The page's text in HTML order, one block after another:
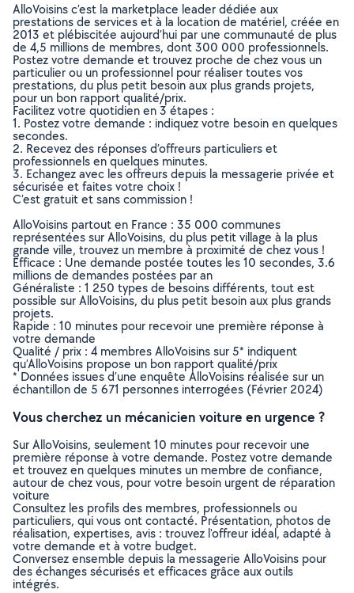
AlloVoisins c’est la marketplace leader dédiée aux
prestations de services et à la location de matériel, créée en
2013 et plébiscitée aujourd’hui par une communauté de plus
de 4,5 millions de membres, dont 300 000 professionnels.
Postez votre demande et trouvez proche de chez vous un
particulier ou un professionnel pour réaliser toutes vos
prestations, du plus petit besoin aux plus grands projets,
pour un bon rapport qualité/prix.
Facilitez votre quotidien en 3 étapes :
1. Postez votre demande : indiquez votre besoin en quelques
secondes.
2. Recevez des réponses d’offreurs particuliers et
professionnels en quelques minutes.
3. Echangez avec les offreurs depuis la messagerie privée et
sécurisée et faites votre choix !
C’est gratuit et sans commission !
AlloVoisins partout en France : 35 000 communes
représentées sur AlloVoisins, du plus petit village à la plus
grande ville, trouvez un membre à proximité de chez vous !
Efficace : Une demande postée toutes les 10 secondes, 3.6
millions de demandes postées par an
Généraliste : 1 250 types de besoins différents, tout est
possible sur AlloVoisins, du plus petit besoin aux plus grands
projets.
Rapide : 10 minutes pour recevoir une première réponse à
votre demande
Qualité / prix : 4 membres AlloVoisins sur 5* indiquent
qu’AlloVoisins propose un bon rapport qualité/prix
* Données issues d’une enquête AlloVoisins réalisée sur un
échantillon de 5 671 personnes interrogées (Février 2024)
Vous cherchez un mécanicien voiture en urgence ?
Sur AlloVoisins, seulement 10 minutes pour recevoir une
première réponse à votre demande. Postez votre demande
et trouvez en quelques minutes un membre de confiance,
autour de chez vous, pour votre besoin urgent de réparation
voiture
Consultez les profils des membres, professionnels ou
particuliers, qui vous ont contacté. Présentation, photos de
réalisation, expertises, avis : trouvez l'offreur idéal, adapté à
votre demande et à votre budget.
Conversez ensemble depuis la messagerie AlloVoisins pour
des échanges sécurisés et efficaces grâce aux outils
intégrés.